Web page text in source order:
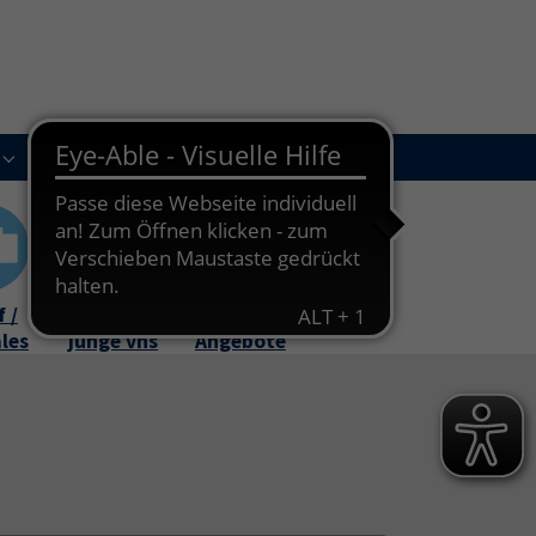
Submenu for "Über uns"
Kursleitungen Submenu for "Kursleitungen"
Newsletter(current)
Kontakt
/
junge vhs
Angebote